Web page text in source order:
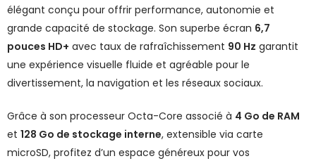
élégant conçu pour offrir performance, autonomie et
grande capacité de stockage. Son superbe écran 6,7
pouces HD+ avec taux de rafraîchissement 90 Hz garantit
une expérience visuelle fluide et agréable pour le
divertissement, la navigation et les réseaux sociaux.
Grâce à son processeur Octa-Core associé à 4 Go de RAM
et 128 Go de stockage interne, extensible via carte
microSD, profitez d’un espace généreux pour vos